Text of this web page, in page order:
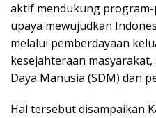
aktif mendukung
upaya mewujudkan
melalui pemberdayaan
kesejahteraan
Daya Manusia (SDM) dan
Hal tersebut disampaikan